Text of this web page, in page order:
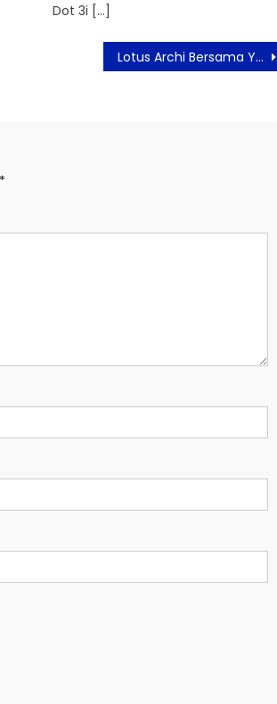
Dot 3i […]
Lotus Archi Bersama Yayasan Pita Kuning Ajak Pembeli Berivestasi dan Berdonasi
*